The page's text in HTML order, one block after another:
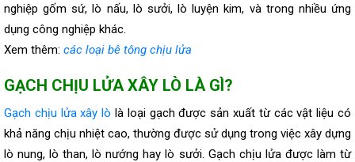
nghiệp gốm sứ, lò nấu, lò sưởi, lò luyện kim, và trong nhiều ứng
dụng công nghiệp khác.
Xem thêm: các loại bê tông chịu lửa
GẠCH CHỊU LỬA XÂY LÒ LÀ GÌ?
Gạch chịu lửa xây lò là loại gạch được sản xuất từ các vật liệu có
khả năng chịu nhiệt cao, thường được sử dụng trong việc xây dựng
lò nung, lò than, lò nướng hay lò sưởi. Gạch chịu lửa được làm từ